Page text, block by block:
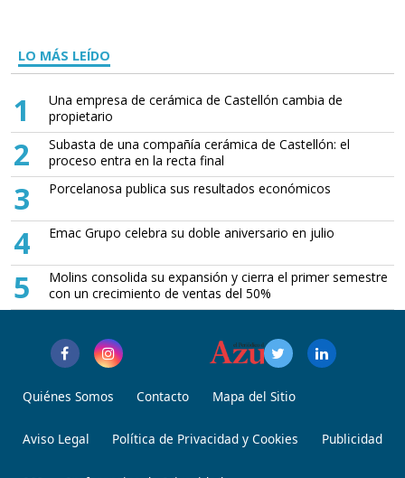
LO MÁS LEÍDO
1
Una empresa de cerámica de Castellón cambia de
propietario
2
Subasta de una compañía cerámica de Castellón: el
proceso entra en la recta final
3 Porcelanosa publica sus resultados económicos
4 Emac Grupo celebra su doble aniversario en julio
5
Molins consolida su expansión y cierra el primer semestre
con un crecimiento de ventas del 50%
Quiénes Somos Contacto Mapa del Sitio
Aviso Legal Política de Privacidad y Cookies Publicidad